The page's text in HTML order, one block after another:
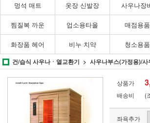
멍석 매트 옷장 신발장 사우나장
찜질복 까운 업소용타올 매점용품
화장품 헤어 비누 치약 청소용품
건/습식 사우나ㆍ열교환기 사우나부스(가정용)/사
상품가
배송비
(
좌욕추가